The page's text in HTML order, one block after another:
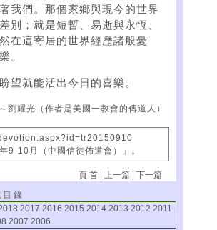
我們。那個家鄉與現今的世界
別；就是短暫、易逝與永恆、
在這寄居的世界經歷諸般憂
。
望就能活出今日的喜樂。
～劉耀光（作者是美國一教會的傳道人）
9-10月（中國信徒佈道會）」。
頁 首 |上一篇 |下一篇
目 錄
2017 2016 2015 2014 2013 2012 2011
2007 2006